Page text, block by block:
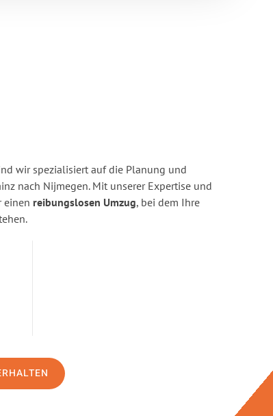
wir spezialisiert auf die Planung und
nach Nijmegen. Mit unserer Expertise und
einen reibungslosen Umzug, bei dem Ihre